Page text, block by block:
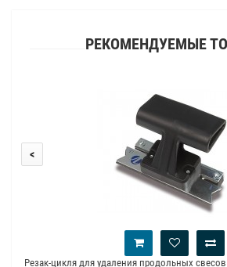
РЕКОМЕНДУЕМЫЕ
Резак-цикля для удаления продольных
<